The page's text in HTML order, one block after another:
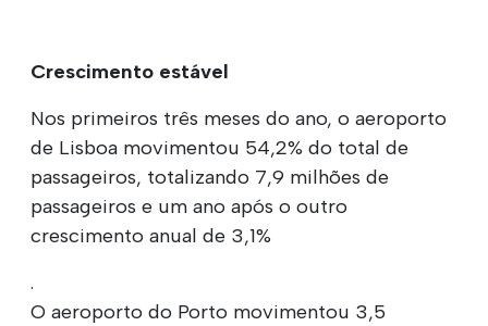
Crescimento estável
Nos primeiros três meses do ano, o aeroporto
de Lisboa movimentou 54,2% do total de
passageiros, totalizando 7,9 milhões de
passageiros e um ano após o outro
crescimento anual de 3,1%
.
O aeroporto do Porto movimentou 3,5